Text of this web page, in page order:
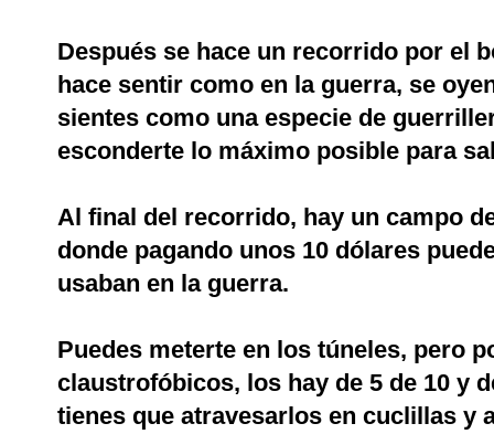
Después se hace un recorrido por el
hace sentir como en la guerra, se
sientes como una especie de
esconderte lo máximo posible para
Al final del recorrido, hay un campo
donde pagando unos 10 dólares
usaban en la guerra.
Puedes meterte en los túneles, pero
claustrofóbicos, los hay de 5 de 10 y
tienes que atravesarlos en cuclillas y